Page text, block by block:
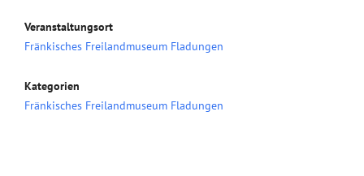
Veranstaltungsort
Fränkisches Freilandmuseum Fladungen
Kategorien
Fränkisches Freilandmuseum Fladungen